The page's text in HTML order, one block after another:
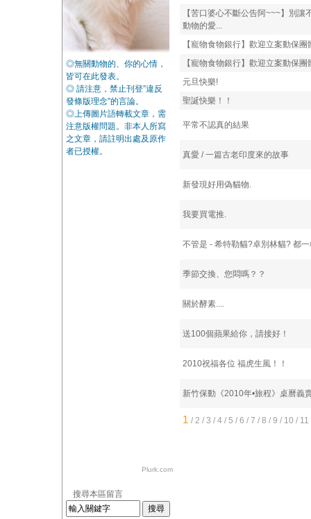
◎無關動物的、你的心情，
皆可在此發表。
◎ 請注意，禁止刊登”違反
發條版理念”的言論。
◎上傳圖片語轉載文章，需
注意版權問題。非本人所寫
之文章，請註明出處及原作
者已授權。
Plurk.com
搜尋本區留言
【苦口婆心不斷公告阿~~~】別讓
動物的愛...
【寵物食物銀行】歡迎立案動保團
【寵物食物銀行】歡迎立案動保團
元旦快樂!
聖誕快樂！！
平常不認真的結果
真愛 / 一篇古老印度來的故事
新發現好用偽貓物.
我要買電推.
不管是 - 希特勒貓?卓別林貓? 都
季節交換、您悶嗎？？
關於酵素....
送100個蘋果給你，請接好！
2010祝福各位 福虎生風！！
新竹保動《2010年•旅程》桌曆義
1 / 2 / 3 / 4 / 5 / 6 / 7 / 8 / 9 / 10 / 11